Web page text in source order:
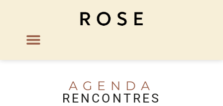
AGENDA
RENCONTRES